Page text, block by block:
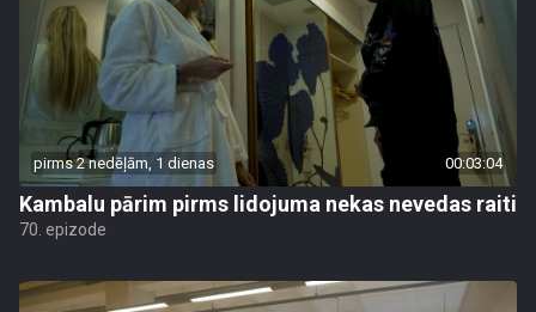
pirms 2 nedēļām, 1 dienas 00:03:04
Kambalu pārim pirms lidojuma nekas nevedas raiti
70. epizode